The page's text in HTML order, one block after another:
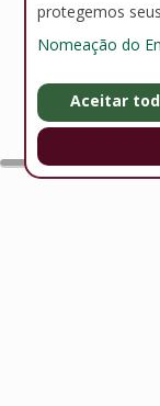
protegemos
Nomeação do
Aceitar